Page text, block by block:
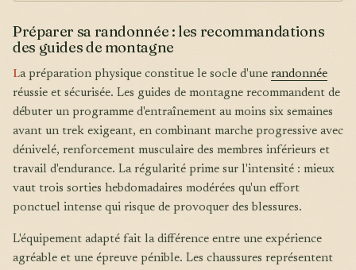
Préparer sa randonnée : les recommandations
des guides de montagne
La préparation physique constitue le socle d'une randonnée
réussie et sécurisée. Les guides de montagne recommandent de
débuter un programme d'entraînement au moins six semaines
avant un trek exigeant, en combinant marche progressive avec
dénivelé, renforcement musculaire des membres inférieurs et
travail d'endurance. La régularité prime sur l'intensité : mieux
vaut trois sorties hebdomadaires modérées qu'un effort
ponctuel intense qui risque de provoquer des blessures.
L'équipement adapté fait la différence entre une expérience
agréable et une épreuve pénible. Les chaussures représentent